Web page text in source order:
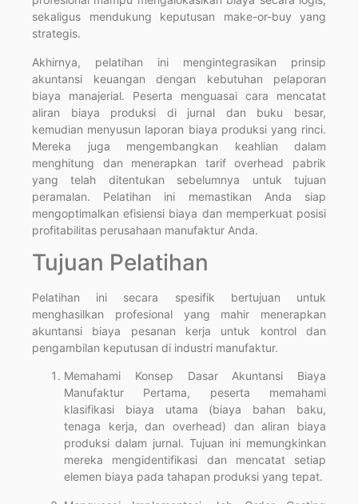
sekaligus mendukung keputusan make-or-buy yang
strategis.
Akhirnya, pelatihan ini mengintegrasikan prinsip
akuntansi keuangan dengan kebutuhan pelaporan
biaya manajerial. Peserta menguasai cara mencatat
aliran biaya produksi di jurnal dan buku besar,
kemudian menyusun laporan biaya produksi yang rinci.
Mereka juga mengembangkan keahlian dalam
menghitung dan menerapkan tarif overhead pabrik
yang telah ditentukan sebelumnya untuk tujuan
peramalan. Pelatihan ini memastikan Anda siap
mengoptimalkan efisiensi biaya dan memperkuat posisi
profitabilitas perusahaan manufaktur Anda.
Tujuan Pelatihan
Pelatihan ini secara spesifik bertujuan untuk
menghasilkan profesional yang mahir menerapkan
akuntansi biaya pesanan kerja untuk kontrol dan
pengambilan keputusan di industri manufaktur.
Memahami Konsep Dasar Akuntansi Biaya
Manufaktur Pertama, peserta memahami
klasifikasi biaya utama (biaya bahan baku,
tenaga kerja, dan overhead) dan aliran biaya
produksi dalam jurnal. Tujuan ini memungkinkan
mereka mengidentifikasi dan mencatat setiap
elemen biaya pada tahapan produksi yang tepat.